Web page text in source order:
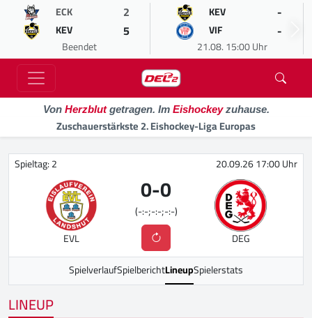
ECK 2
KEV 5
Beendet
KEV -
VIF -
21.08. 15:00 Uhr
Von Herzblutgetragen. Im Eishockeyzuhause.
Zuschauerstärkste 2. Eishockey-Liga Europas
Spieltag: 2 20.09.26 17:00 Uhr
EVL
0-0
(-:-;-:-;-:-)
DEG
SpielverlaufSpielberichtLineupSpielerstats
LINEUP